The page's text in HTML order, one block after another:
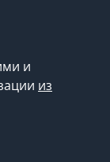
и
из